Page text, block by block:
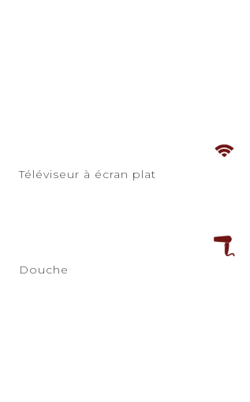
Téléviseur à écran plat
Douche